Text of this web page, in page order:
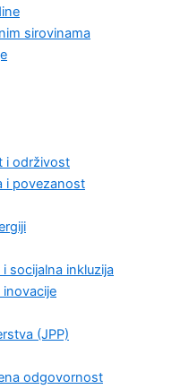
sirovinama
i održivost
i povezanost
socijalna inkluzija
(JPP)
odgovornost